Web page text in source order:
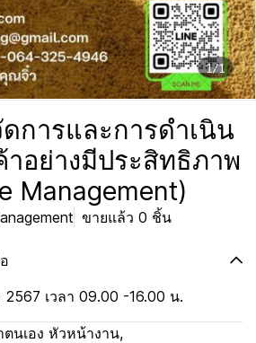
1/1
การและการดำเนิน
อย่างมีประสิทธิภาพ
Management)
ขายแล้ว 0 ชิ้น
เวลา 09.00 -16.00 น.
นเอง หัวหน้างาน,